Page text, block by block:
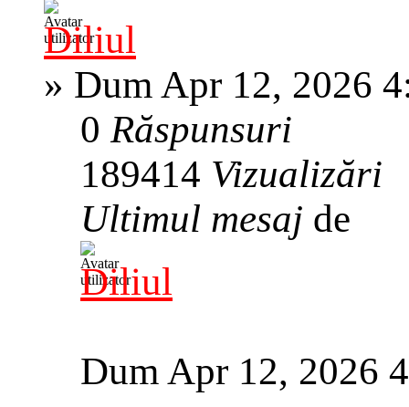
Diliul
» Dum Apr 12, 2026
0Răspunsuri
189414 Vizualizări
Ultimul mesaj de
Diliul
Dum Apr 12, 2026